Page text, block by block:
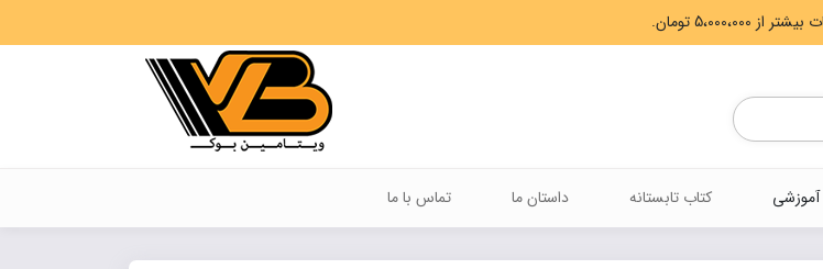
Products
search
آموزشی کتاب تابستانه داستان ما تماس با ما